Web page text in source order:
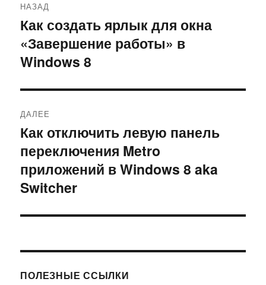
по
записям
НАЗАД
Предыдущая
запись:
Как создать ярлык для окна
«Завершение работы» в
Windows 8
ДАЛЕЕ
Следующая
запись:
Как отключить левую панель
переключения Metro
приложений в Windows 8 aka
Switcher
ПОЛЕЗНЫЕ ССЫЛКИ